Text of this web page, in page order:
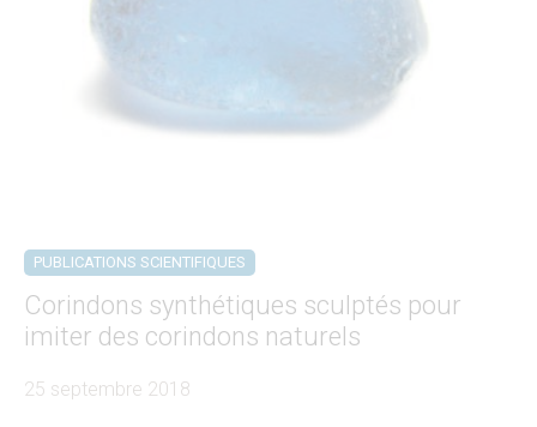
PUBLICATIONS SCIENTIFIQUES
Corindons synthétiques sculptés pour
imiter des corindons naturels
25 septembre 2018